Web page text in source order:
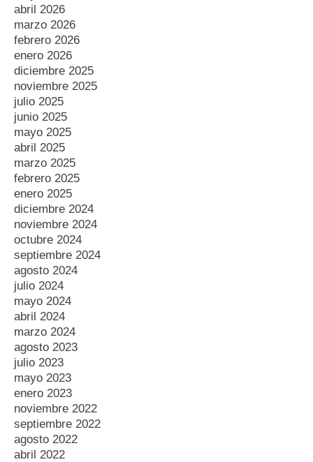
abril 2026
marzo 2026
febrero 2026
enero 2026
diciembre 2025
noviembre 2025
julio 2025
junio 2025
mayo 2025
abril 2025
marzo 2025
febrero 2025
enero 2025
diciembre 2024
noviembre 2024
octubre 2024
septiembre 2024
agosto 2024
julio 2024
mayo 2024
abril 2024
marzo 2024
agosto 2023
julio 2023
mayo 2023
enero 2023
noviembre 2022
septiembre 2022
agosto 2022
abril 2022